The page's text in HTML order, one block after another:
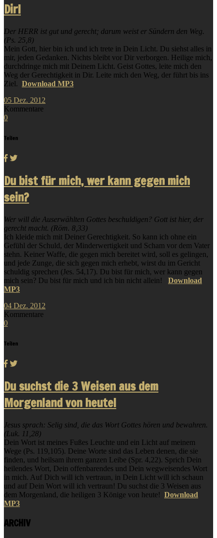
Dir!
Der HERR ist gut und gerecht; darum weist er Sündern den Weg.
(Ps. 25,8)
Mein Gott, hier bin ich und ich trete in Dein Licht. Du siehst alles in
mir, jeden Gedanken. Nichts bleibt vor Dir verborgen. Heilige mich,
durchdringe mich mit Deinem Licht. Geist Gottes, leite mich den
Weg der Gerechtigkeit in Dir. Leite mich den Weg, der führt bis ins
Ziel. Download MP3
05 Dez. 2012
Kommentare
0
Teilen
Du bist für mich, wer kann gegen mich
sein?
Wer will die Auserwählten Gottes beschuldigen? Gott ist hier, der
gerecht macht. (Röm. 8,33)
Ich kleide mich mit Deiner Gerechtigkeit. So kann ich ohne ein
Gefühl der Schuld, der Minderwertigkeit und Scham vor dem Vater
stehn. Keiner Waffe, die gegen mich bereitet wird, soll es gelingen,
und jede Zunge, die sich gegen mich erhebt, wirst du im Gericht
schuldig sprechen (Jes. 54,17). Du bist für mich, wer kann gegen
mich sein? Du bist für mich und ich bin nicht allein! Download
MP3
04 Dez. 2012
Kommentare
0
Teilen
Du suchst die 3 Weisen aus dem
Morgenland von heute!
Jesus sprach: Selig sind, die das Wort Gottes hören und bewahren.
(Luk. 11,28)
Dein Wort ist meines Fußes Leuchte und ein Licht auf meinem
Wege (Ps. 119,105). Deine Worte sind das Leben denen, die sie
finden, und heilsam ihrem ganzen Leibe (Spr. 4,22). Sprich Dein
heilendes Wort, Dein offenbarendes und Dein wegweisendes Wort
in mich. Auf Dich will ich vertraun, in Dein Licht will ich schaun
und auf Dein Wort will ich vertraun! Du suchst die 3 Weisen aus
dem Morgenland, die heiligen 3 Könige von heute! Download
MP3
ARCHIV